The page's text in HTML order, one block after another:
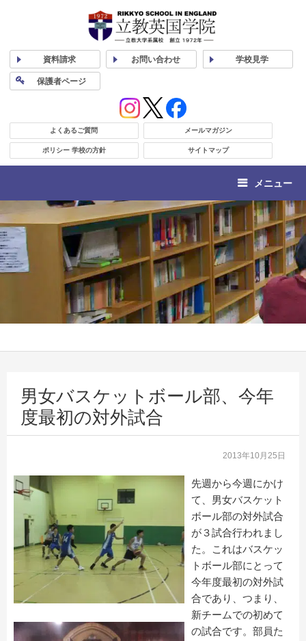
資料請求 お問い合わせ 学校見学
保護者ページ
よくあるご質問 メールマガジン
ポリシー 学校の方針 サイトマップ
メニュー
男女バスケットボール部、今年
度最初の対外試合
2013年10月25日
先週から今週にかけ
て、男女バスケット
ボール部の対外試合
が３試合行われまし
た。これはバスケッ
トボール部にとって
今年度最初の対外試
合であり、つまり、
新チームでの初めて
の試合です。部員た